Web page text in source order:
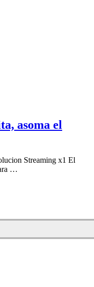
asoma el
Streaming x1 El
…